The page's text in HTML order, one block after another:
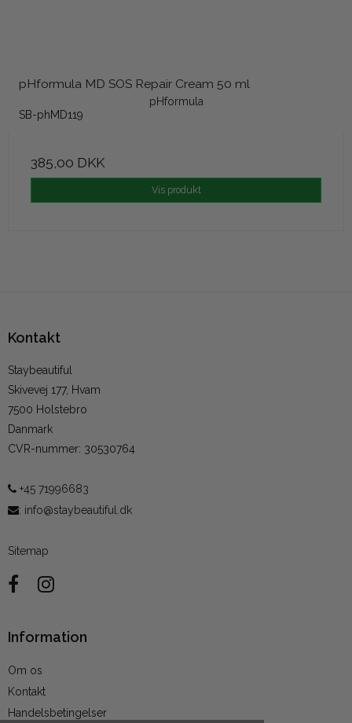
pHformula MD SOS Repair Cream 50 ml
pHformula
SB-phMD119
385,00 DKK
Vis produkt
Kontakt
Staybeautiful
Skivevej 177, Hvam
7500 Holstebro
Danmark
CVR-nummer: 30530764
+45 71996683
: info@staybeautiful.dk
Sitemap
Information
Om os
Kontakt
Handelsbetingelser